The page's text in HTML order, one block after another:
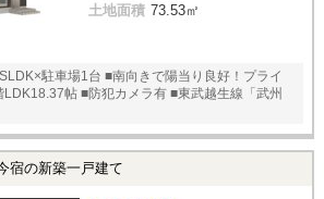
土地面積 73.53㎡
駐車場1台 ■南向きで陽当り良好！プライ
帖 ■防犯カメラ有 ■東武越生線「武州
宿の新築一戸建て